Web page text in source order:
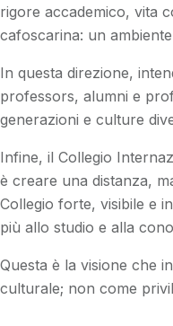
rigore accademico, vita
cafoscarina: un
In questa direzione,
professors, alumni e
generazioni e culture
Infine, il Collegio
è creare una distanza,
Collegio forte, visibile e
più allo studio e alla
Questa è la visione che
culturale; non come